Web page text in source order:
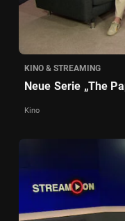
KINO & STREAMING
Neue Serie „The
Kino